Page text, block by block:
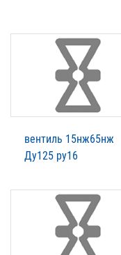
вентиль 15нж65нж
Ду125 ру16